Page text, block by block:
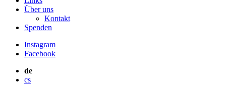
Über uns
Kontakt
Spenden
Instagram
Facebook
de
cs